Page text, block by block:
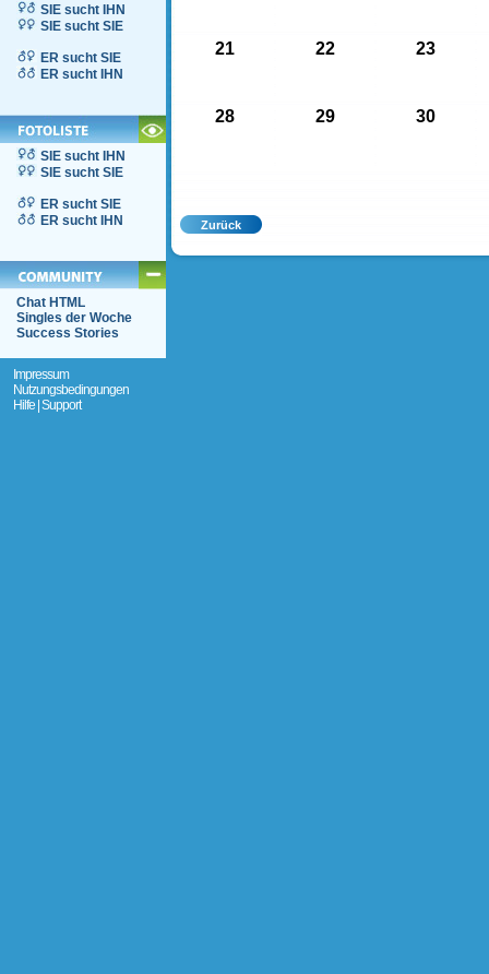
SIE sucht IHN
SIE sucht SIE
ER sucht SIE
ER sucht IHN
SIE sucht IHN
SIE sucht SIE
ER sucht SIE
ER sucht IHN
Chat HTML
Singles der Woche
Success Stories
Impressum
Nutzungsbedingungen
Hilfe | Support
21 22 23
28 29 30